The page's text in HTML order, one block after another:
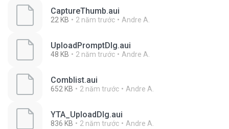
CaptureThumb.aui
22 KB 2 năm trước Andre A.
UploadPromptDlg.aui
48 KB 2 năm trước Andre A.
Comblist.aui
652 KB 2 năm trước Andre A.
YTA_UploadDlg.aui
836 KB 2 năm trước Andre A.